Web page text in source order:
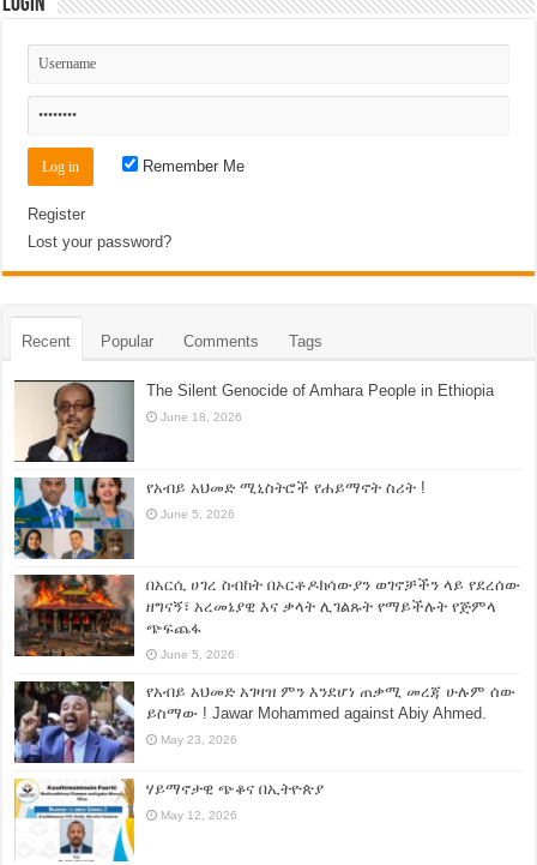
Remember Me
Register
Lost your password?
Recent Popular Comments Tags
The Silent Genocide of Amhara People in Ethiopia
June 18, 2026
የአብይ አህመድ ሚኒስትሮች የሐይማኖት ስሪት !
June 5, 2026
በአርሲ ሀገረ ስብከት በኦርቶዶክሳውያን ወገኖቻችን ላይ የደረሰው
ዘግናኝ፣ አረመኔያዊ እና ቃላት ሊገልጹት የማይችሉት የጅምላ
ጭፍጨፋ
June 5, 2026
የአብይ አህመድ አገዛዝ ምን እንደሆነ ጠቃሚ መረጃ ሁሉም ሰው
ይስማው ! Jawar Mohammed against Abiy Ahmed.
May 23, 2026
ሃይማኖታዊ ጭቆና በኢትዮጵያ
May 12, 2026